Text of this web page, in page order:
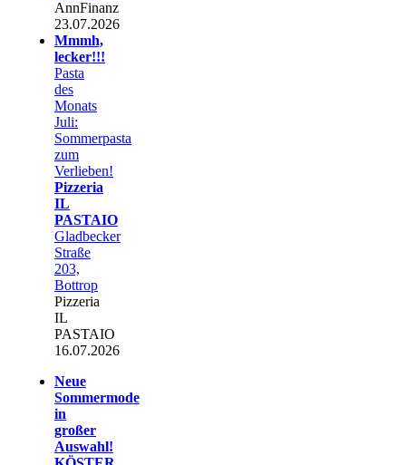
AnnFinanz
23.07.2026
Mmmh,
lecker!!!
Pasta
des
Monats
Juli:
Sommerpasta
zum
Verlieben!
Pizzeria
IL
PASTAIO
Gladbecker
Straße
203,
Bottrop
Pizzeria
IL
PASTAIO
16.07.2026
Neue
Sommermode
in
großer
Auswahl!